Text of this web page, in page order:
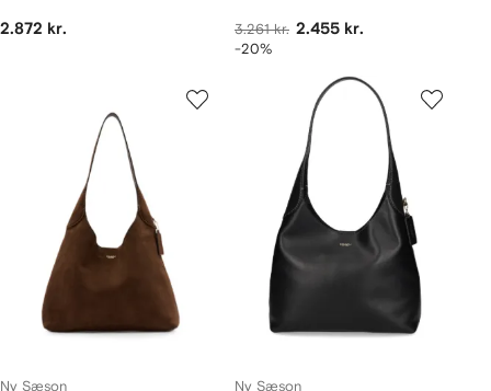
2.872 kr. 3.261 kr. 2.455 kr.
-20%
Ny Sæson Ny Sæson